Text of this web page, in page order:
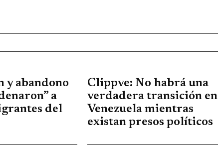
y abandono
a
del
Clippve: No habrá una
verdadera transición en
Venezuela mientras
existan presos políticos